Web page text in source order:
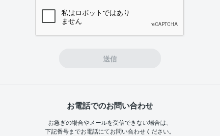
送信
お電話でのお問い合わせ
お急ぎの場合やメールを受信できない場合は、
下記番号までお電話にてお問い合わせください。